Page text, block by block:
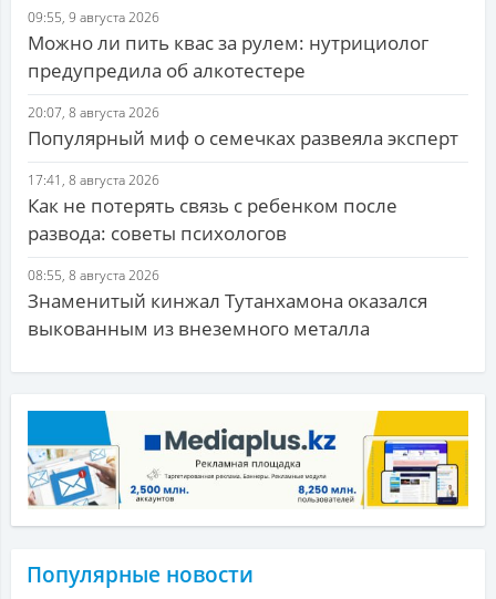
09:55, 9 августа 2026
Можно ли пить квас за рулем: нутрициолог
предупредила об алкотестере
20:07, 8 августа 2026
Популярный миф о семечках развеяла эксперт
17:41, 8 августа 2026
Как не потерять связь с ребенком после
развода: советы психологов
08:55, 8 августа 2026
Знаменитый кинжал Тутанхамона оказался
выкованным из внеземного металла
Популярные новости